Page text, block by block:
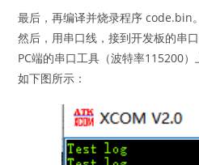
最后，再编译并烧录程序 code.bin。
然后，用串口线，接到开发板的串
PC端的串口工具（波特率115200
如下图所示：